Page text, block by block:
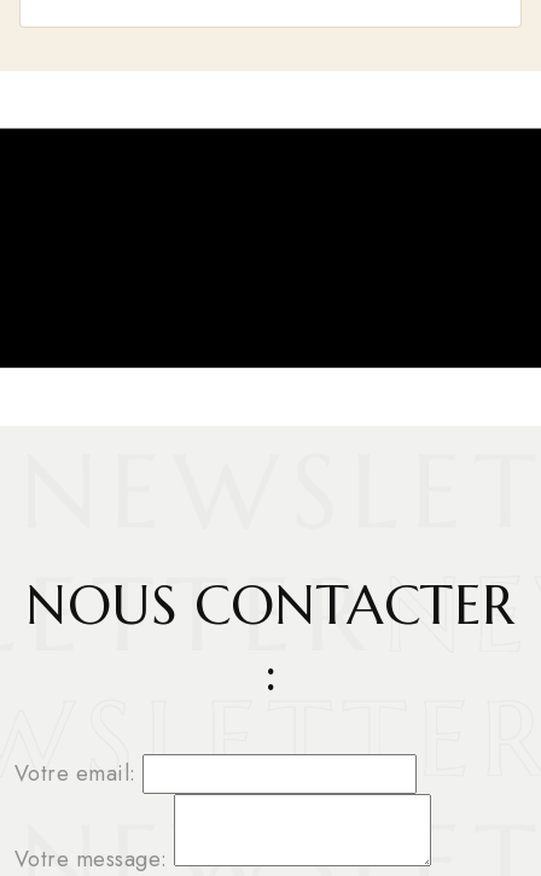
NOUS CONTACTER
:
Votre email:
Votre message: